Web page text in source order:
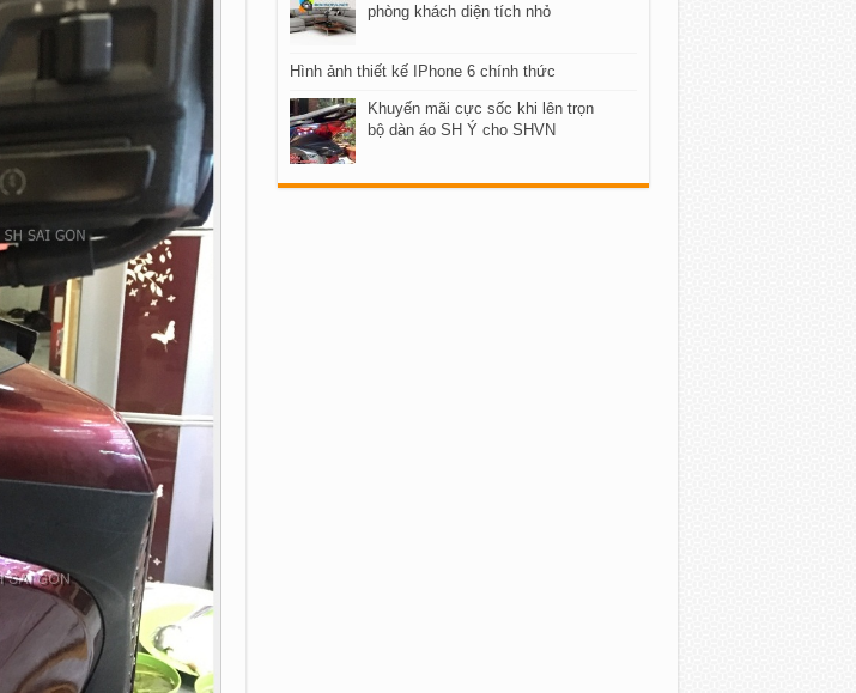
phòng khách diện tích nhỏ
Hình ảnh thiết kế IPhone 6 chính thức
Khuyến mãi cực sốc khi lên trọn
bộ dàn áo SH Ý cho SHVN